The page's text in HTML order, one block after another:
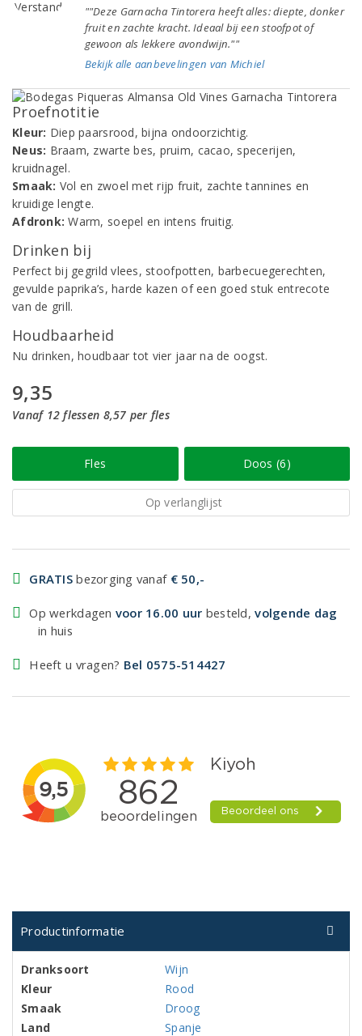
""Deze Garnacha Tintorera heeft alles: diepte, donker
fruit en zachte kracht. Ideaal bij een stoofpot of
gewoon als lekkere avondwijn.""
Bekijk alle aanbevelingen van Michiel
Proefnotitie
Kleur: Diep paarsrood, bijna ondoorzichtig.
Neus: Braam, zwarte bes, pruim, cacao, specerijen,
kruidnagel.
Smaak: Vol en zwoel met rijp fruit, zachte tannines en
kruidige lengte.
Afdronk: Warm, soepel en intens fruitig.
Drinken bij
Perfect bij gegrild vlees, stoofpotten, barbecuegerechten,
gevulde paprika’s, harde kazen of een goed stuk entrecote
van de grill.
Houdbaarheid
Nu drinken, houdbaar tot vier jaar na de oogst.
9,35
Vanaf 12 flessen 8,57 per fles
Fles Doos (6)
Op verlanglijst
GRATIS bezorging vanaf € 50,-
Op werkdagen voor 16.00 uur besteld,volgende dag
in huis
Heeft u vragen? Bel 0575-514427
Productinformatie
Dranksoort
Wijn
Kleur
Rood
Smaak
Droog
Land
Spanje